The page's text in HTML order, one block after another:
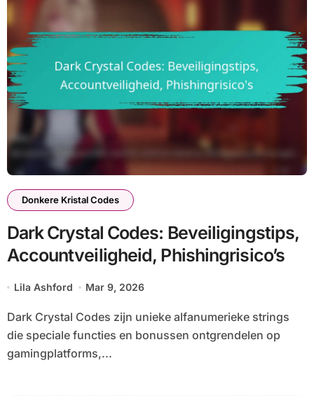
Donkere Kristal Codes
Dark Crystal Codes: Beveiligingstips,
Accountveiligheid, Phishingrisico’s
Lila Ashford Mar 9, 2026
Dark Crystal Codes zijn unieke alfanumerieke strings
die speciale functies en bonussen ontgrendelen op
gamingplatforms,...